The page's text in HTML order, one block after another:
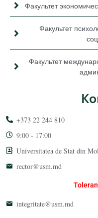
Факультет
Факультет
Факультет
+373 22 244 810
9:00 - 17:00
Universitatea de Stat din
rector@usm.md
integritate@usm.md